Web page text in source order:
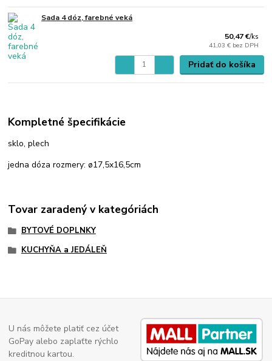
Sada 4 dóz, farebné veká
50,47 €/ks
41,03 € bez DPH
Pridať do košíka
Kompletné špecifikácie
sklo, plech
jedna dóza rozmery: ø17,5x16,5cm
Tovar zaradený v kategóriách
BYTOVÉ DOPLNKY
KUCHYŇA a JEDÁLEŇ
U nás môžete platiť cez účet
GoPay alebo zaplaťte rýchlo
kreditnou kartou.